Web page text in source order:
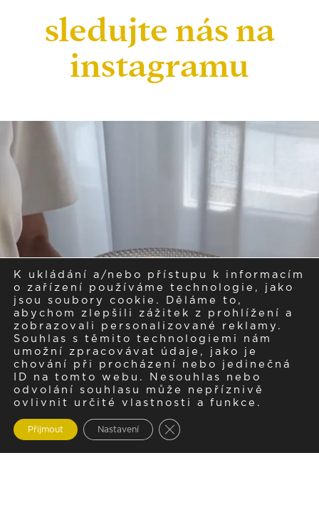
sledujte nás na
instagramu
K ukládání a/nebo přístupu k informacím
o zařízení používáme technologie, jako
jsou soubory cookie. Děláme to,
abychom zlepšili zážitek z prohlížení a
zobrazovali personalizované reklamy.
Souhlas s těmito technologiemi nám
umožní zpracovávat údaje, jako je
chování při procházení nebo jedinečná
ID na tomto webu. Nesouhlas nebo
odvolání souhlasu může nepříznivě
ovlivnit určité vlastnosti a funkce.
Přijmout Nastavení Zavřít cookie lištu GDPR